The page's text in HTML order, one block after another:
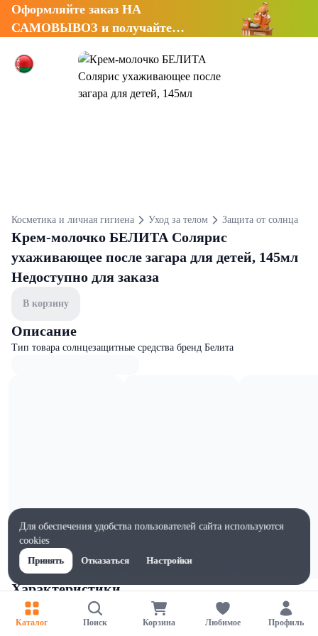
Оформляйте заказ НА
САМОВЫВОЗ и получайте
Косметика и личная гигиена Уход за телом Защита от солнца
Крем-молочко БЕЛИТА Солярис
ухаживающее после загара для детей, 145мл
Недоступно для заказа
В корзину
Описание
Тип товара солнцезащитные средства бренд Белита
Характеристики
Ширина, мм
60
Каталог Поиск Корзина Любимое Профиль
Для обеспечения удобства пользователей сайта используются
cookies
Принять
Отказаться Настройки